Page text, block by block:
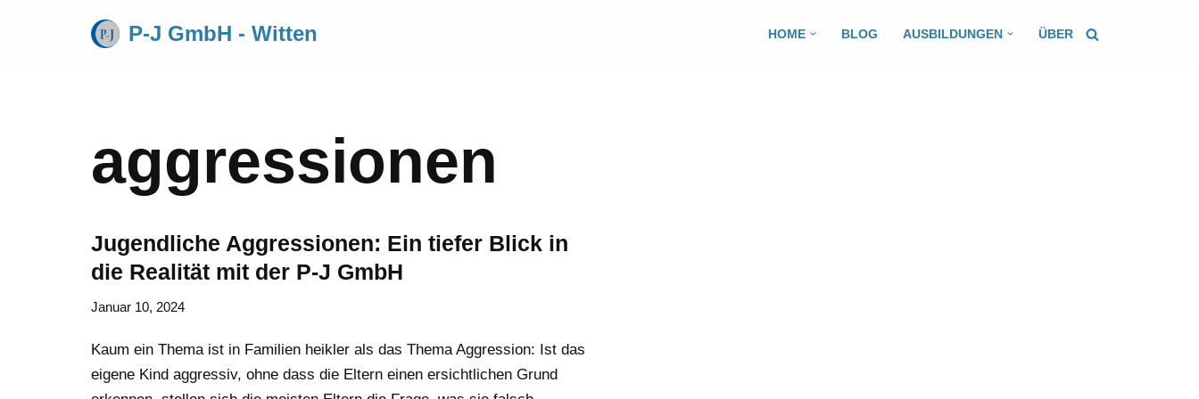
P-J GmbH - Witten HOME BLOG AUSBILDUNGEN ÜBER
aggressionen
Jugendliche Aggressionen: Ein tiefer Blick in
die Realität mit der P-J GmbH
Januar 10, 2024
Kaum ein Thema ist in Familien heikler als das Thema Aggression: Ist das
eigene Kind aggressiv, ohne dass die Eltern einen ersichtlichen Grund